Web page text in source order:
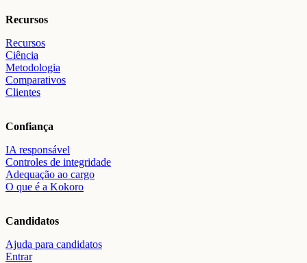
Recursos
Recursos
Ciência
Metodologia
Comparativos
Clientes
Confiança
IA responsável
Controles de integridade
Adequação ao cargo
O que é a Kokoro
Candidatos
Ajuda para candidatos
Entrar